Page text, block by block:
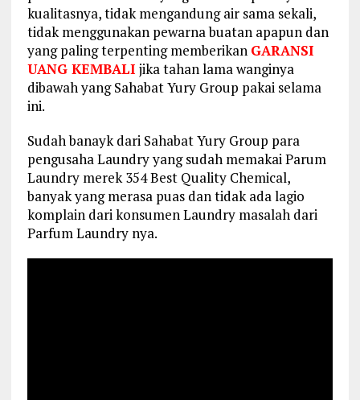
kualitasnya, tidak mengandung air sama sekali,
tidak menggunakan pewarna buatan apapun dan
yang paling terpenting memberikan GARANSI
UANG KEMBALI jika tahan lama wanginya
dibawah yang Sahabat Yury Group pakai selama
ini.
Sudah banayk dari Sahabat Yury Group para
pengusaha Laundry yang sudah memakai Parum
Laundry merek 354 Best Quality Chemical,
banyak yang merasa puas dan tidak ada lagio
komplain dari konsumen Laundry masalah dari
Parfum Laundry nya.